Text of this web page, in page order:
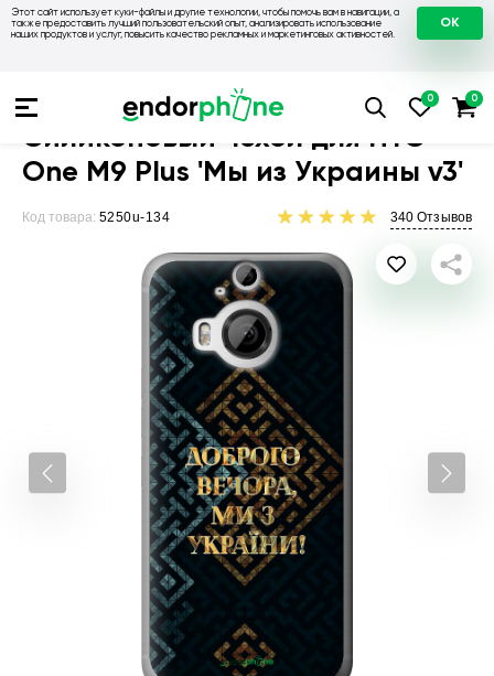
Этот сайт использует куки-файлы и другие технологии, чтобы помочь вам в навигации, а
также предоставить лучший пользовательский опыт, анализировать использование
наших продуктов и услуг, повысить качество рекламных и маркетинговых активностей.
OK
Чехлы на HTC Чехол для HTC One
Силиконовый чехол для HTC
One M9 Plus 'Мы из Украины v3'
Код товара: 5250u-134 340 Отзывов